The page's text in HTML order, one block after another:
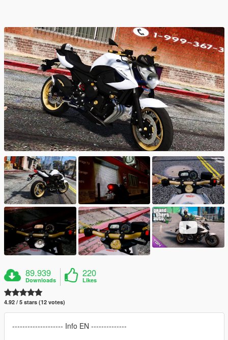
89.939
Downloads
220
Likes
4.92 / 5 stars (12 votes)
-------------------- Info EN --------------